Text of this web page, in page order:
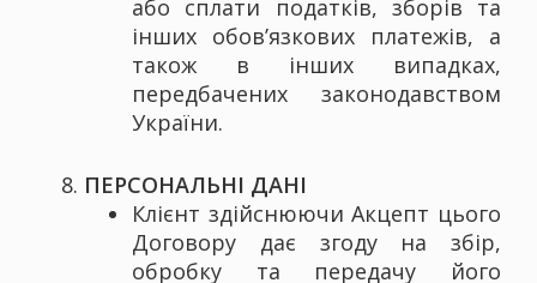
або сплати податків, зборів та
інших обов’язкових платежів, а
також в інших випадках,
передбачених законодавством
України.
ПЕРСОНАЛЬНІ ДАНІ
Клієнт здійснюючи Акцепт цього
Договору дає згоду на збір,
обробку та передачу його